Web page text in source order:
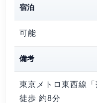
宿泊
可能
備考
東京メトロ東西線
徒歩 約8分